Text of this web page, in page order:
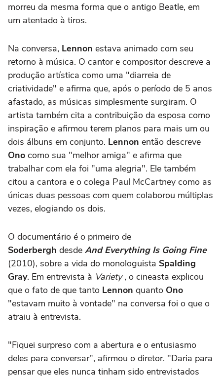
morreu da mesma forma que o antigo Beatle, em
um atentado à tiros.
Na conversa, Lennon estava animado com seu
retorno à música. O cantor e compositor descreve a
produção artística como uma "diarreia de
criatividade" e afirma que, após o período de 5 anos
afastado, as músicas simplesmente surgiram. O
artista também cita a contribuição da esposa como
inspiração e afirmou terem planos para mais um ou
dois álbuns em conjunto. Lennon então descreve
Ono como sua "melhor amiga" e afirma que
trabalhar com ela foi "uma alegria". Ele também
citou a cantora e o colega Paul McCartney como as
únicas duas pessoas com quem colaborou múltiplas
vezes, elogiando os dois.
O documentário é o primeiro de
Soderbergh desde And Everything Is Going Fine
(2010), sobre a vida do monologuista Spalding
Gray. Em entrevista à Variety, o cineasta explicou
que o fato de que tanto Lennon quanto Ono
"estavam muito à vontade" na conversa foi o que o
atraiu à entrevista.
"Fiquei surpreso com a abertura e o entusiasmo
deles para conversar", afirmou o diretor. "Daria para
pensar que eles nunca tinham sido entrevistados